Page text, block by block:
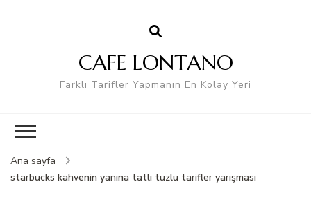
CAFE LONTANO
Farklı Tarifler Yapmanın En Kolay Yeri
Ana sayfa
starbucks kahvenin yanına tatlı tuzlu tarifler yarışması